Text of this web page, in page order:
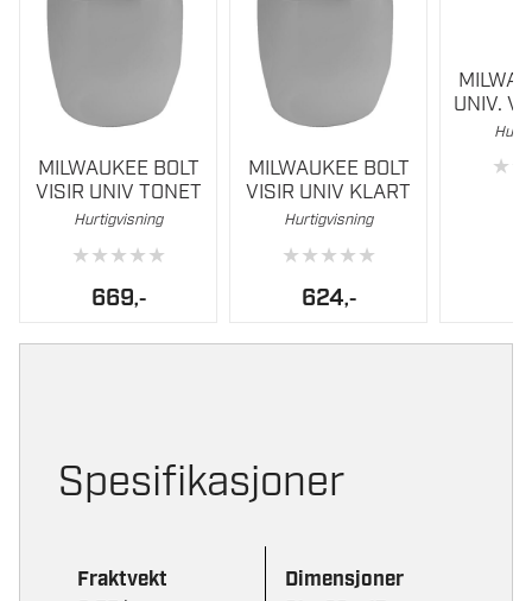
MILWAUKEE BOLT
VISIR UNIV TONET
Hurtigvisning
★★★★★
669,-
MILWAUKEE BOLT
VISIR UNIV KLART
Hurtigvisning
★★★★★
624,-
UNIV.
★
Spesifikasjoner
Fraktvekt
Dimensjoner